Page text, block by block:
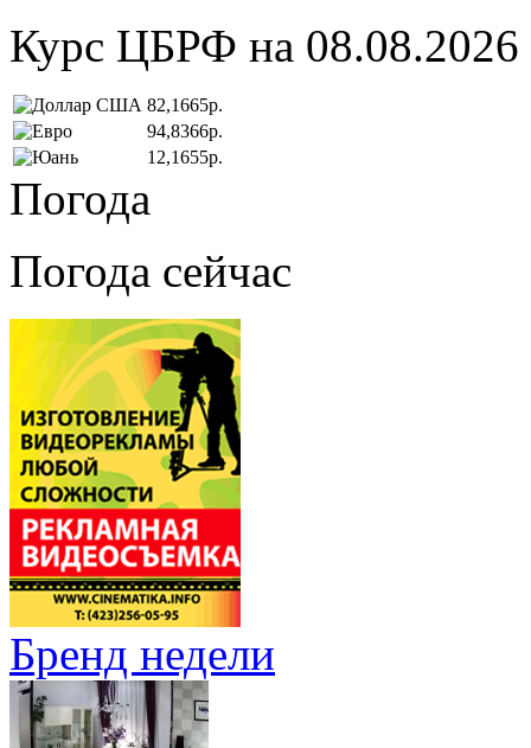
Курс ЦБРФ на 08.08.2026
82,1665р.
94,8366р.
12,1655р.
Погода
Погода сейчас
Бренд недели